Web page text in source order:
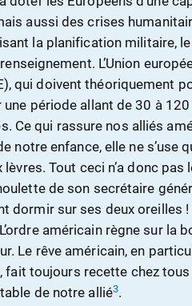
aussi des crises
la planification militaire,
L’Union
qui doivent théoriquement
période allant de 30 à
Ce qui rassure nos alliés
notre enfance, elle ne s’use
Tout ceci n’a donc
de son secrétaire
dormir sur ses deux oreilles !
américain règne sur la
Le rêve américain, en
fait toujours recette chez tous
de notre allié3.